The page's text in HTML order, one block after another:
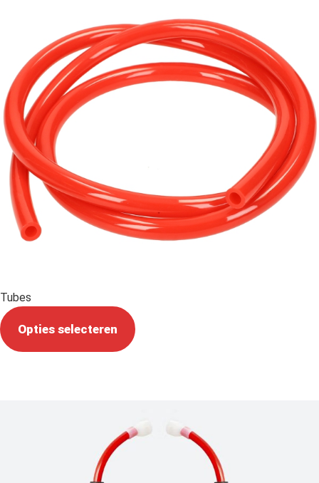
Tubes
Opties selecteren